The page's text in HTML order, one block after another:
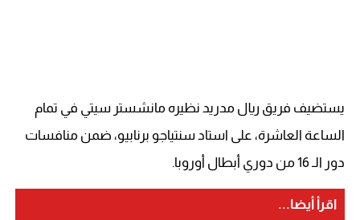
يستضيف فريق ريال مدريد نظيره مانشستر سيتي في تمام
الساعة العاشرة، على استاد سنتياجو برنابيو، ضمن منافسات
دور الـ 16 من دوري أبطال أوروبا.
اقرأ أيضا...